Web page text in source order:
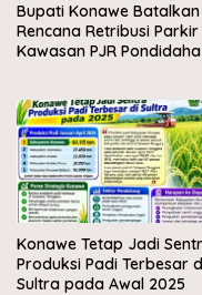
Bupati Konawe Batalkan
Rencana Retribusi
Kawasan PJR Pondidaha
Konawe Tetap Jadi
Produksi Padi Terbesar
Sultra pada Awal 2025